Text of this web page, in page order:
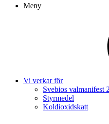
Meny
Vi verkar för
Svebios valmanifest
Styrmedel
Koldioxidskatt